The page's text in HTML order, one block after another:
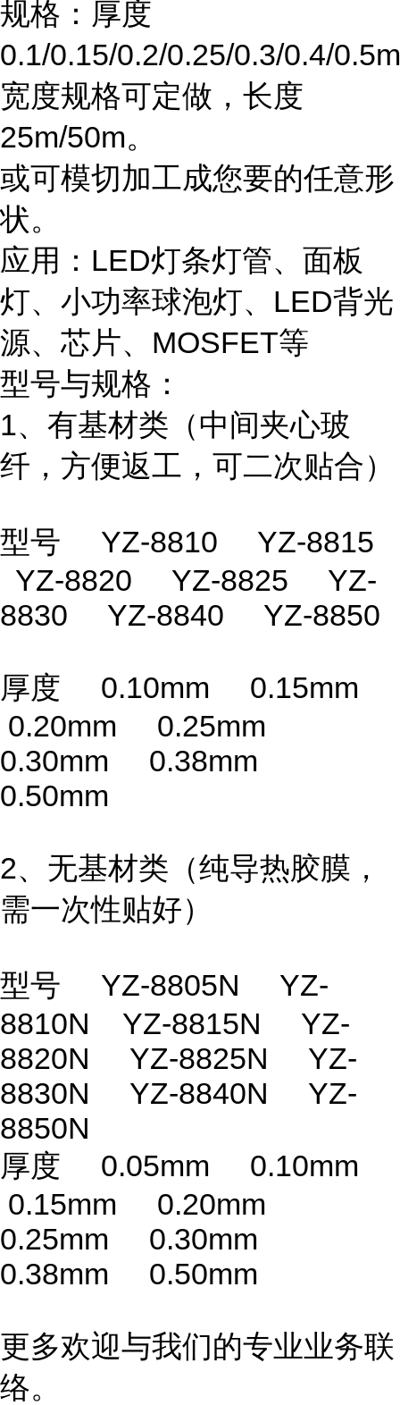
规格：厚度
0.1/0.15/0.2/0.25/0.3/0.4/
宽度规格可定做，长度
25m/50m。
或可模切加工成您要的任意形
状。
应用：LED灯条灯管、面板
灯、小功率球泡灯、LED背光
源、芯片、MOSFET等
型号与规格：
1、有基材类（中间夹心玻
纤，方便返工，可二次贴合）
型号 YZ-8810 YZ-8815
YZ-8820 YZ-8825 YZ-
8830 YZ-8840 YZ-8850
厚度 0.10mm 0.15mm
0.20mm 0.25mm
0.30mm 0.38mm
0.50mm
2、无基材类（纯导热胶膜，
需一次性贴好）
型号 YZ-8805N YZ-
8810N YZ-8815N YZ-
8820N YZ-8825N YZ-
8830N YZ-8840N YZ-
8850N
厚度 0.05mm 0.10mm
0.15mm 0.20mm
0.25mm 0.30mm
0.38mm 0.50mm
更多欢迎与我们的专业业务联
络。